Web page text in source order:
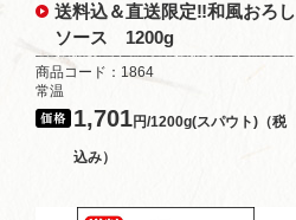
送料込＆直送限定‼和風おろし
ソース 1200g
商品コード：1864
常温
1,701円/1200g(スパウト)（税
込み）